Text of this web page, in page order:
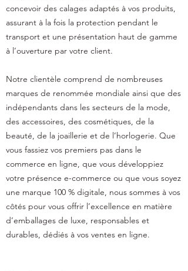
concevoir des calages adaptés à vos produits,
assurant à la fois la protection pendant le
transport et une présentation haut de gamme
à l’ouverture par votre client.
Notre clientèle comprend de nombreuses
marques de renommée mondiale ainsi que des
indépendants dans les secteurs de la mode,
des accessoires, des cosmétiques, de la
beauté, de la joaillerie et de l’horlogerie. Que
vous fassiez vos premiers pas dans le
commerce en ligne, que vous développiez
votre présence e-commerce ou que vous soyez
une marque 100 % digitale, nous sommes à vos
côtés pour vous offrir l’excellence en matière
d’emballages de luxe, responsables et
durables, dédiés à vos ventes en ligne.